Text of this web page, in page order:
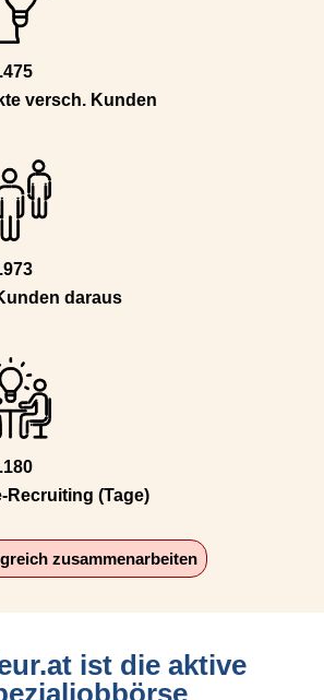
versch. Kunden
daraus
Recruiting (Tage)
zusammenarbeiten
ist die aktive